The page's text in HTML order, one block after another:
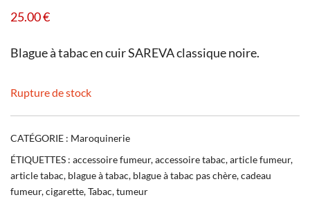
25.00€
Blague à tabac en cuir SAREVA classique noire.
Rupture de stock
CATÉGORIE : Maroquinerie
ÉTIQUETTES : accessoire fumeur,accessoire tabac,article fumeur,
article tabac, blague à tabac, blague à tabac pas chère,cadeau
fumeur,cigarette,Tabac,tumeur